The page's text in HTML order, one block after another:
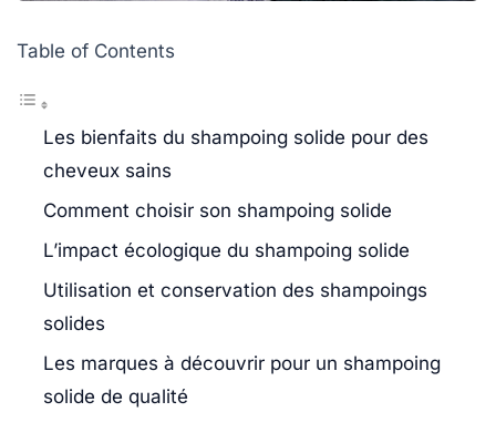
Table of Contents
Les bienfaits du shampoing solide pour des
cheveux sains
Comment choisir son shampoing solide
L’impact écologique du shampoing solide
Utilisation et conservation des shampoings
solides
Les marques à découvrir pour un shampoing
solide de qualité